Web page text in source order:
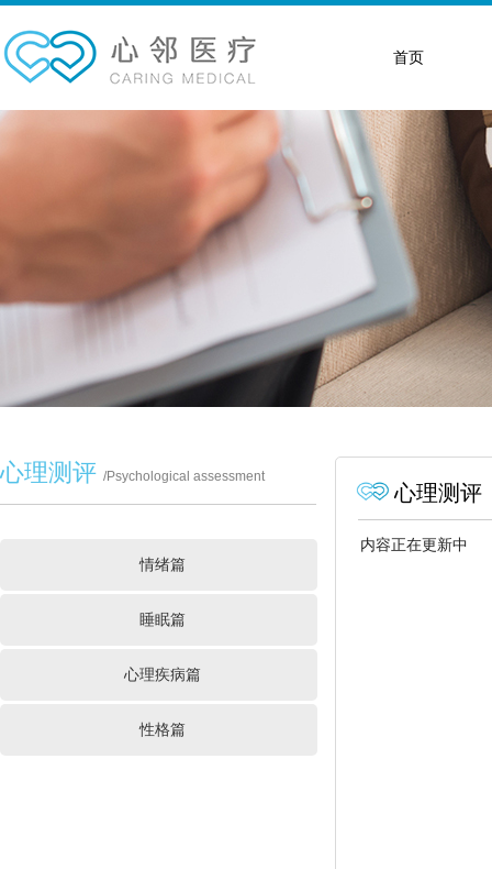
首页
内容正在更新中
心理测评
心理测评 /Psychological assessment
情绪篇
睡眠篇
心理疾病篇
性格篇